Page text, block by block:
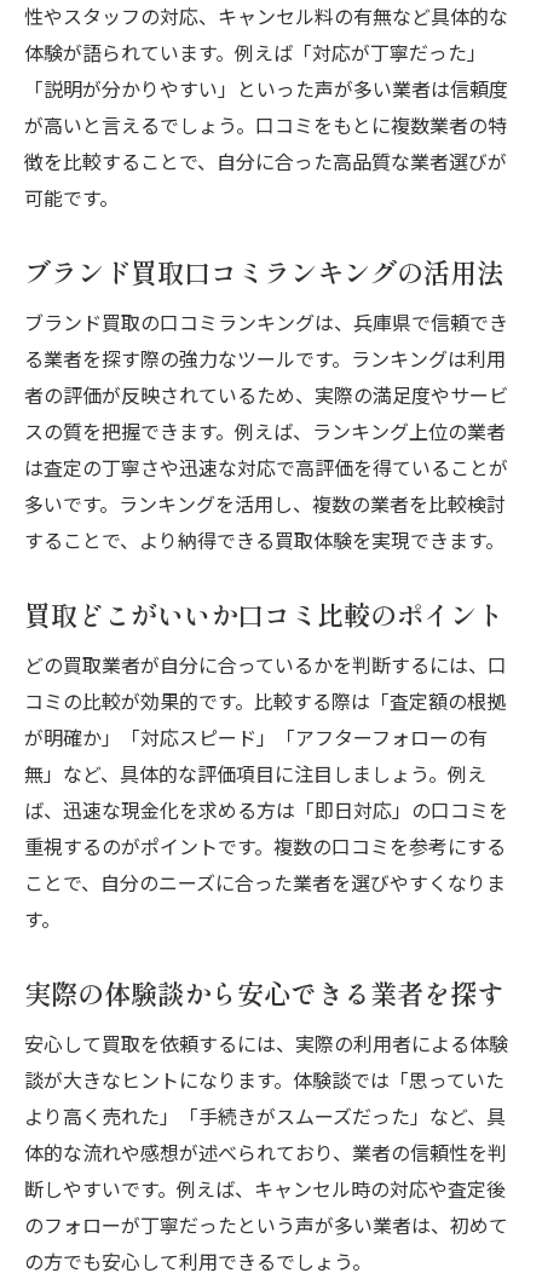
性やスタッフの対応、キャンセル料の有無など具体的な
体験が語られています。例えば「対応が丁寧だった」
「説明が分かりやすい」といった声が多い業者は信頼度
が高いと言えるでしょう。口コミをもとに複数業者の特
徴を比較することで、自分に合った高品質な業者選びが
可能です。
ブランド買取口コミランキングの活用法
ブランド買取の口コミランキングは、兵庫県で信頼でき
る業者を探す際の強力なツールです。ランキングは利用
者の評価が反映されているため、実際の満足度やサービ
スの質を把握できます。例えば、ランキング上位の業者
は査定の丁寧さや迅速な対応で高評価を得ていることが
多いです。ランキングを活用し、複数の業者を比較検討
することで、より納得できる買取体験を実現できます。
買取どこがいいか口コミ比較のポイント
どの買取業者が自分に合っているかを判断するには、口
コミの比較が効果的です。比較する際は「査定額の根拠
が明確か」「対応スピード」「アフターフォローの有
無」など、具体的な評価項目に注目しましょう。例え
ば、迅速な現金化を求める方は「即日対応」の口コミを
重視するのがポイントです。複数の口コミを参考にする
ことで、自分のニーズに合った業者を選びやすくなりま
す。
実際の体験談から安心できる業者を探す
安心して買取を依頼するには、実際の利用者による体験
談が大きなヒントになります。体験談では「思っていた
より高く売れた」「手続きがスムーズだった」など、具
体的な流れや感想が述べられており、業者の信頼性を判
断しやすいです。例えば、キャンセル時の対応や査定後
のフォローが丁寧だったという声が多い業者は、初めて
の方でも安心して利用できるでしょう。